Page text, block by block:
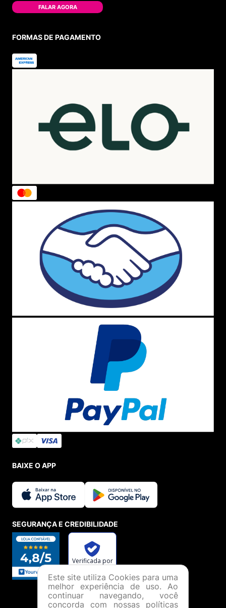
FALAR AGORA
FORMAS DE PAGAMENTO
BAIXE O APP
SEGURANÇA E CREDIBILIDADE
Este site utiliza Cookies para uma
melhor experiência de uso. Ao
continuar navegando, você
concorda com nossas políticas